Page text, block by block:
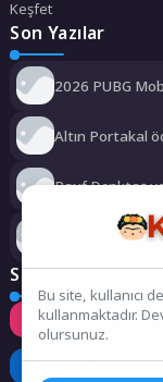
Keşfet
Son Yazılar
2026 PUBG
Altın Portakal
Rauf Denktaş
Kemer
Sosyal Medya
Instagram
LinkedIn
Bu site, kullanıcı
kullanmaktadır.
olursunuz.